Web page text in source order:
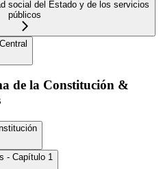
social del Estado y de los servicios
públicos
de la Constitución &
- Capítulo 1